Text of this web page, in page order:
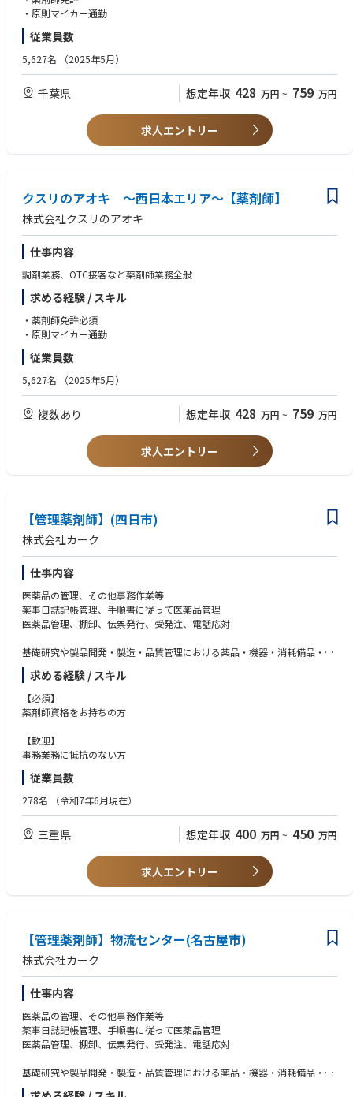
・ロードサイドに多く展開しており、お車でアクセスがしやすいエリアで
・調剤手順や調剤機器は店舗ごとで共通のため、ストレスなくお仕事が可
能です。
・原則マイカー通勤
従業員数
5,627名 （2025年5月）
千葉県 想定年収 428 万円 ~ 759 万円
求人エントリー
クスリのアオキ ～西日本エリア～【薬剤師】
株式会社クスリのアオキ
仕事内容
調剤業務、OTC接客など薬剤師業務全般
求める経験 / スキル
・薬剤師免許必須
・原則マイカー通勤
従業員数
5,627名 （2025年5月）
複数あり 想定年収 428 万円 ~ 759 万円
求人エントリー
【管理薬剤師】(四日市)
株式会社カーク
仕事内容
医薬品の管理、その他事務作業等
薬事日誌記帳管理、手順書に従って医薬品管理
医薬品管理、棚卸、伝票発行、受発注、電話応対
基礎研究や製品開発・製造・品質管理における薬品・機器・消耗備品・設
備に
関するサポートを行っている企業での管理薬剤師及び営業事務業務になり
ます。
お客様に研究・開発、製造、診療といった本来の業務に集中していただく
完全週休2日・土日祝が定休、残業もほとんどなく、仕事とプライベート
両立させたい方にお勧めの求人です。
薬局や病院では経験できない業務も経験でき、知見を広げられる職場で
す。
求める経験 / スキル
【必須】
薬剤師資格をお持ちの方
【歓迎】
事務業務に抵抗のない方
従業員数
278名 （令和7年6月現在）
三重県 想定年収 400 万円 ~ 450 万円
求人エントリー
【管理薬剤師】物流センター(名古屋市)
株式会社カーク
仕事内容
医薬品の管理、その他事務作業等
薬事日誌記帳管理、手順書に従って医薬品管理
医薬品管理、棚卸、伝票発行、受発注、電話応対
基礎研究や製品開発・製造・品質管理における薬品・機器・消耗備品・設
備に